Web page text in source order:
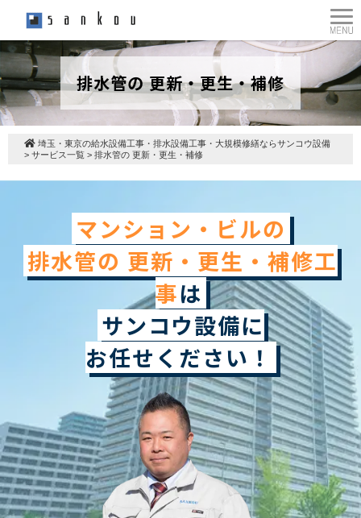
排水管の 更新・更生・補修
埼玉・東京の給水設備工事・排水設備工事・大規模修繕ならサンコウ設備
> サービス一覧 > 排水管の 更新・更生・補修
マンション・ビルの
排水管の 更新・更生・補修工
事は
サンコウ設備に
お任せください！